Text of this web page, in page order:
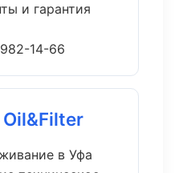
и гарантия
14-66
в Уфа